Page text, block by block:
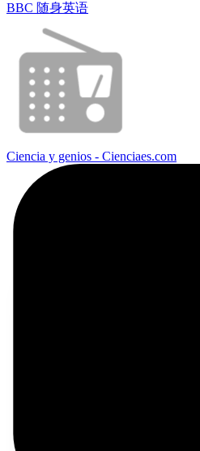
BBC 随身英语
Ciencia y genios - Cienciaes.com